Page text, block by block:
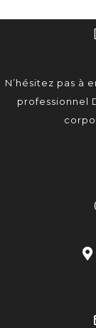
N’hésitez pas à
professionnel